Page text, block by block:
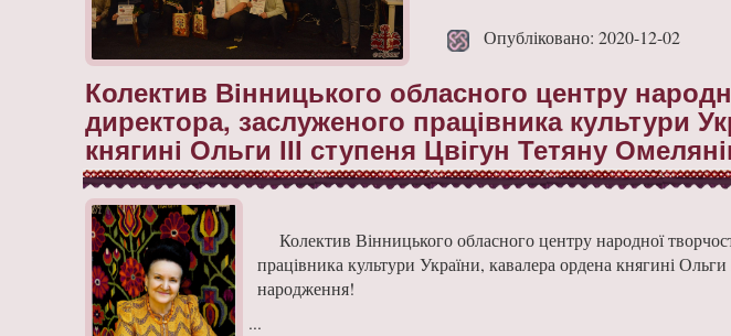
Опубліковано: 2020-12-02
Колектив Вінницького обласного центру
директора, заслуженого працівника культури
княгині Ольги ІІІ ступеня Цвігун Тетяну
Колектив Вінницького обласного центру народної
працівника культури України, кавалера ордена княгині
народження!
...